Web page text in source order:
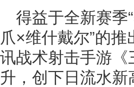
得益于全新赛季
爪×维什戴尔”的
讯战术射击手游
升，创下日流水